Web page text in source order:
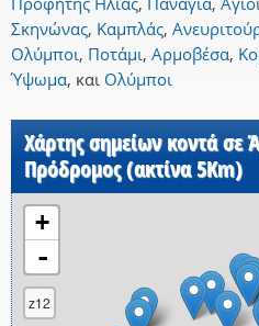
Σκηνώνας, Καμπλάς,
Ολύμποι, Ποτάμι, Αρμοβέσα,
Ύψωμα, και Ολύμποι
Χάρτης σημείων κοντά σε
Πρόδρομος (ακτίνα 5Km)
+
-
z12